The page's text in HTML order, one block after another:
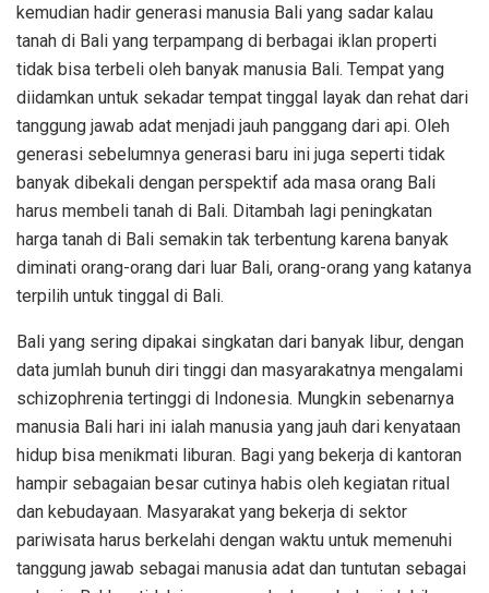
kemudian hadir generasi manusia Bali yang sadar kalau
tanah di Bali yang terpampang di berbagai iklan properti
tidak bisa terbeli oleh banyak manusia Bali. Tempat yang
diidamkan untuk sekadar tempat tinggal layak dan rehat dari
tanggung jawab adat menjadi jauh panggang dari api. Oleh
generasi sebelumnya generasi baru ini juga seperti tidak
banyak dibekali dengan perspektif ada masa orang Bali
harus membeli tanah di Bali. Ditambah lagi peningkatan
harga tanah di Bali semakin tak terbentung karena banyak
diminati orang-orang dari luar Bali, orang-orang yang katanya
terpilih untuk tinggal di Bali.
Bali yang sering dipakai singkatan dari banyak libur, dengan
data jumlah bunuh diri tinggi dan masyarakatnya mengalami
schizophrenia tertinggi di Indonesia. Mungkin sebenarnya
manusia Bali hari ini ialah manusia yang jauh dari kenyataan
hidup bisa menikmati liburan. Bagi yang bekerja di kantoran
hampir sebagaian besar cutinya habis oleh kegiatan ritual
dan kebudayaan. Masyarakat yang bekerja di sektor
pariwisata harus berkelahi dengan waktu untuk memenuhi
tanggung jawab sebagai manusia adat dan tuntutan sebagai